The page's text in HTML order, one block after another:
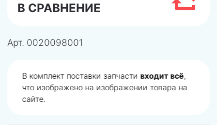
В СРАВНЕНИЕ
Арт. 0020098001
В комплект поставки запчасти входит всё,
что изображено на изображении товара на
сайте.